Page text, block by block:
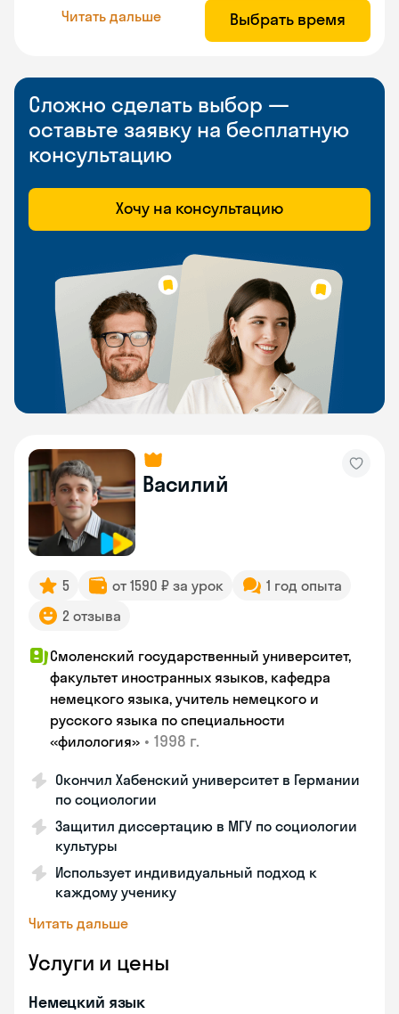
Читать дальше Выбрать время
Сложно сделать выбор —
оставьте заявку на бесплатную
консультацию
Хочу на консультацию
Василий
5 от 1590 ₽ за урок
1 год опыта
2 отзыва
Смоленский государственный университет,
факультет иностранных языков, кафедра
немецкого языка, учитель немецкого и
русского языка по специальности
«филология» • 1998 г.
Окончил Хабенский университет в Германии
по социологии
Защитил диссертацию в МГУ по социологии
культуры
Использует индивидуальный подход к
каждому ученику
Читать дальше
Услуги и цены
Немецкий язык